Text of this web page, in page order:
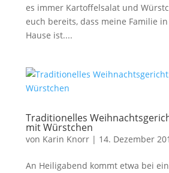
es immer Kartoffelsalat und
euch bereits, dass meine Familie in
Hause ist....
Traditionelles
mit Würstchen
von Karin Knorr| 14. Dezember
An Heiligabend kommt etwa bei